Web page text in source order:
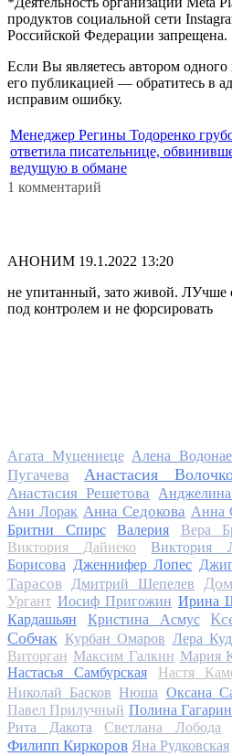
продуктов социальной сети
Российской Федерации запрещена.
Если Вы являетесь автором
его публикацией — обратитесь в
исправим ошибку.
Менеджер Регины Тодоренко
ответила писательнице,
ведущую в обмане
1 комментарий
АНОНИМ 19.1.2022 13:20
не упитанный, зато живой. ЛУчше
под контролем и не форсировать
Агата Муцениеце Алена
Пугачева
Анастасия
Анастасия Решетова
Ани Лорак Анна Седокова Анна
Бритни Спирс
Валерия Вера
Виктория Дайнеко Виктория
Борисова Дженнифер Лопес
Тарасов
Дмитрий Шепелев
Ургант Иосиф Пригожин Ирина
Кардашьян
Кристина Асмус
Собчак Курбан Омаров Лера
Виторган Максим Галкин Мария
Настасья Самбурская
Настя
Николай Басков Нюша Оксана
Павел Прилучный Полина
Рита Дакота
Светлана Лобода
Филипп Киркоров Яна Рудковская